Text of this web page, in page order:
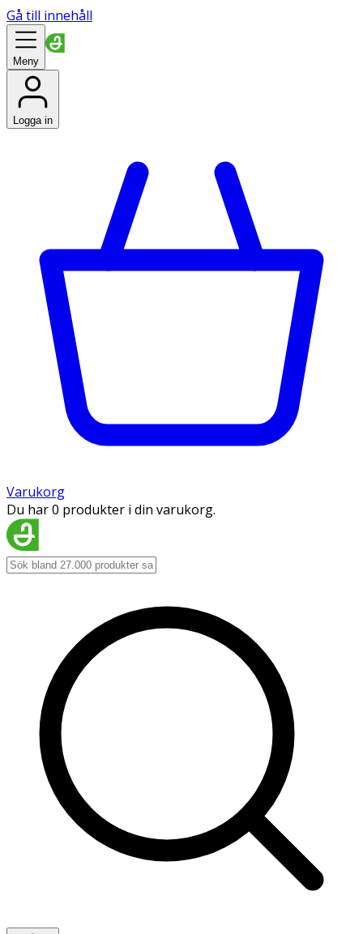
Gå till innehåll
Meny
Logga in
Varukorg
Du har 0 produkter i din varukorg.